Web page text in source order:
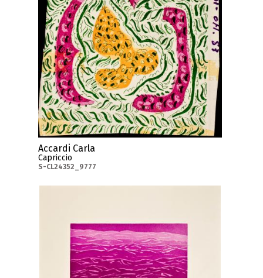
Accardi Carla
Capriccio
S-CL24352_9777